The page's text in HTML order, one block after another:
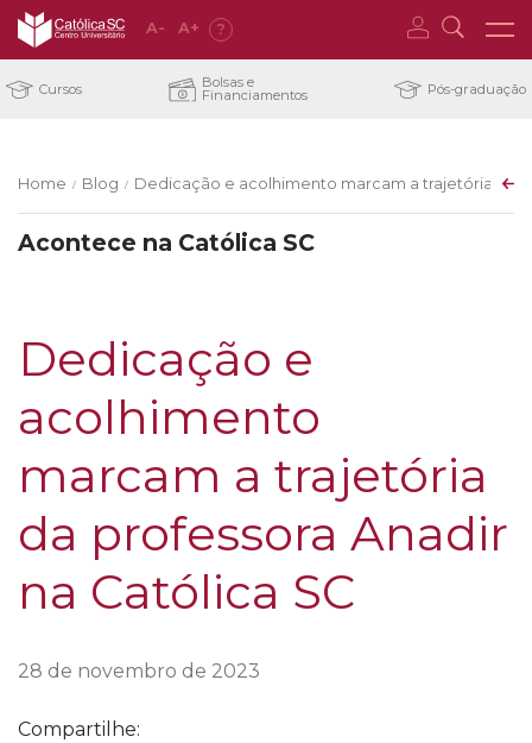
A- A+ ?
Cursos Bolsas e
Financiamentos Pós-graduação
Home / Blog / Dedicação e acolhimento marcam a trajetória da
Acontece na Católica SC
Dedicação e
acolhimento
marcam a trajetória
da professora Anadir
na Católica SC
28 de novembro de 2023
Compartilhe: